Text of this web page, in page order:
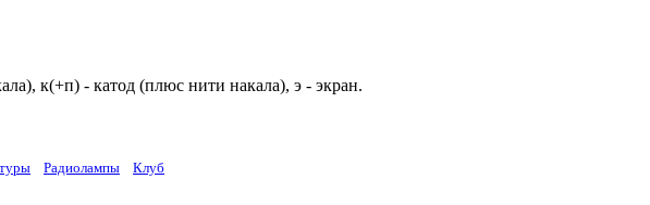
к(+п) - катод (плюс нити накала), э - экран.
Радиолампы Клуб